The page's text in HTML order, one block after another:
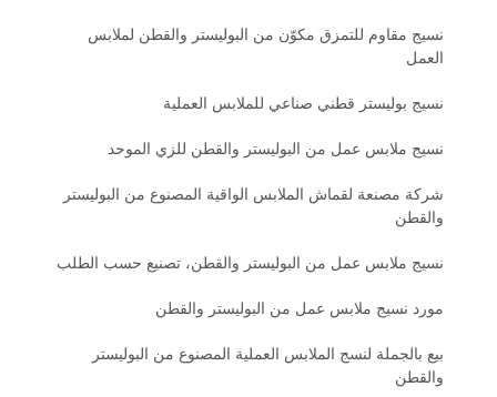
نسيج مقاوم للتمزق مكوّن من البوليستر والقطن لملابس
العمل
نسيج بوليستر قطني صناعي للملابس العملية
نسيج ملابس عمل من البوليستر والقطن للزي الموحد
شركة مصنعة لقماش الملابس الواقية المصنوع من البوليستر
والقطن
نسيج ملابس عمل من البوليستر والقطن، تصنيع حسب الطلب
مورد نسيج ملابس عمل من البوليستر والقطن
بيع بالجملة لنسج الملابس العملية المصنوع من البوليستر
والقطن